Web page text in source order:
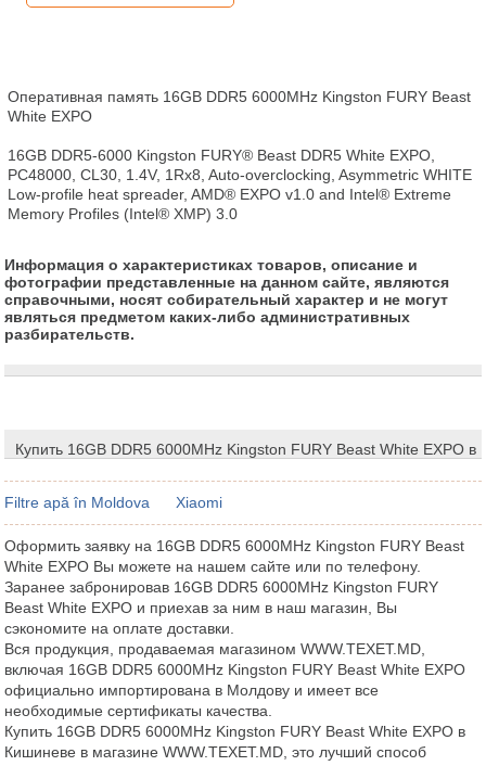
Оперативная память 16GB DDR5 6000MHz Kingston FURY Beast
White EXPO
16GB DDR5-6000 Kingston FURY® Beast DDR5 White EXPO,
PC48000, CL30, 1.4V, 1Rx8, Auto-overclocking, Asymmetric WHITE
Low-profile heat spreader, AMD® EXPO v1.0 and Intel® Extreme
Memory Profiles (Intel® XMP) 3.0
Информация о характеристиках товаров, описание и
фотографии представленные на данном сайте, являются
справочными, носят собирательный характер и не могут
являться предметом каких-либо административных
разбирательств.
Купить 16GB DDR5 6000MHz Kingston FURY Beast White EXPO в
Filtre apă în Moldova Xiaomi
Оформить заявку на 16GB DDR5 6000MHz Kingston FURY Beast
White EXPO Вы можете на нашем сайте или по телефону.
Заранее забронировав 16GB DDR5 6000MHz Kingston FURY
Beast White EXPO и приехав за ним в наш магазин, Вы
сэкономите на оплате доставки.
Вся продукция, продаваемая магазином WWW.TEXET.MD,
включая 16GB DDR5 6000MHz Kingston FURY Beast White EXPO
официально импортирована в Молдову и имеет все
необходимые сертификаты качества.
Купить 16GB DDR5 6000MHz Kingston FURY Beast White EXPO в
Кишиневе в магазине WWW.TEXET.MD, это лучший способ